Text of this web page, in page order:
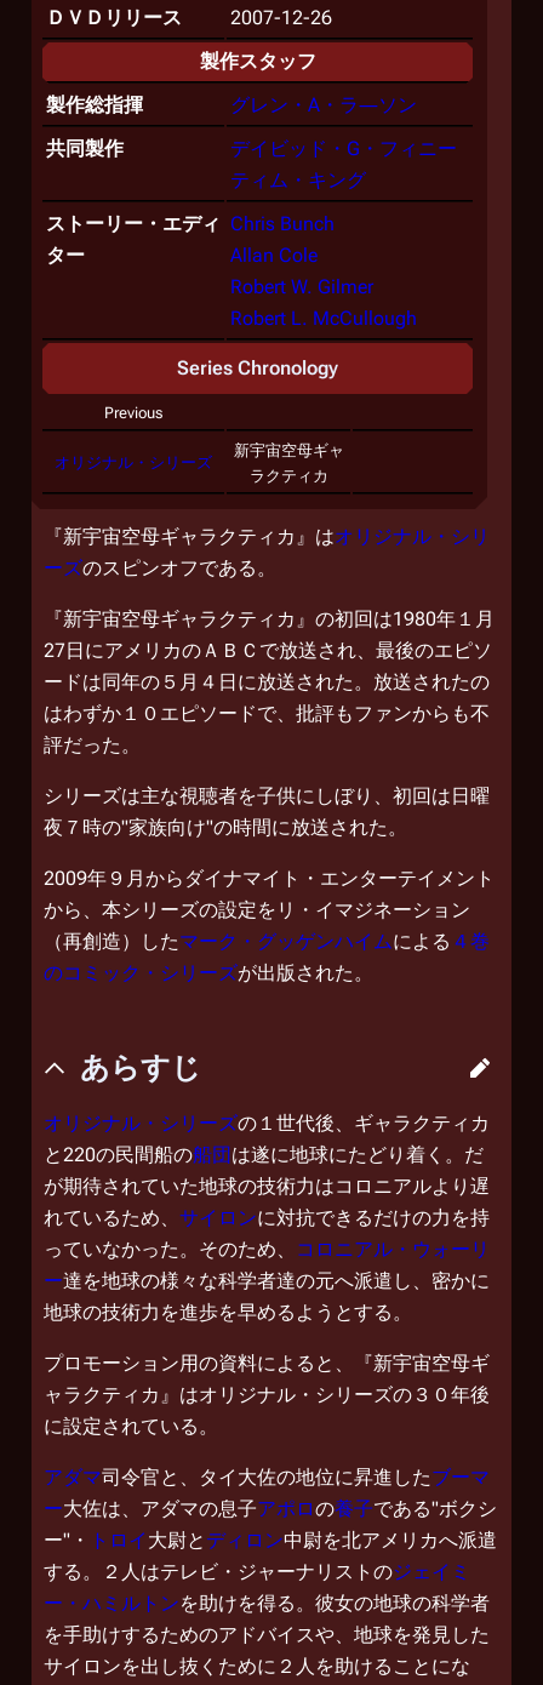
ＤＶＤリリース
2007-12-26
製作スタッフ
製作総指揮
グレン・A・ラ―ソン
共同製作
デイビッド・G・フィニー
ティム・キング
ストーリー・エディ
ター
Chris Bunch
Allan Cole
Robert W. Gilmer
Robert L. McCullough
Series Chronology
Previous
オリジナル・シリーズ
新宇宙空母ギャ
ラクティカ
『新宇宙空母ギャラクティカ』はオリジナル・シリ
ーズのスピンオフである。
『新宇宙空母ギャラクティカ』の初回は1980年１月
27日にアメリカのＡＢＣで放送され、最後のエピソ
ードは同年の５月４日に放送された。放送されたの
はわずか１０エピソードで、批評もファンからも不
評だった。
シリーズは主な視聴者を子供にしぼり、初回は日曜
夜７時の"家族向け"の時間に放送された。
2009年９月からダイナマイト・エンターテイメント
から、本シリーズの設定をリ・イマジネーション
（再創造）したマーク・グッゲンハイムによる ４巻
のコミック・シリーズが出版された。
あらすじ
オリジナル・シリーズの１世代後、ギャラクティカ
と220の民間船の船団は遂に地球にたどり着く。だ
が期待されていた地球の技術力はコロニアルより遅
れているため、 サイロンに対抗できるだけの力を持
っていなかった。そのため、
コロニアル・ウォーリ
ー達を地球の様々な科学者達の元へ派遣し、密かに
地球の技術力を進歩を早めるようとする。
プロモーション用の資料によると、『新宇宙空母ギ
ャラクティカ』はオリジナル・シリーズの３０年後
に設定されている。
アダマ司令官と、タイ大佐の地位に昇進したブーマ
ー大佐は、アダマの息子アポロの養子である"ボクシ
ー"・
トロイ 大尉と ディロン中尉を北アメリカへ派遣
する。２人はテレビ・ジャーナリストのジェイミ
ー・ハミルトンを助けを得る。彼女の地球の科学者
を手助けするためのアドバイスや、地球を発見した
サイロンを出し抜くために２人を助けることにな